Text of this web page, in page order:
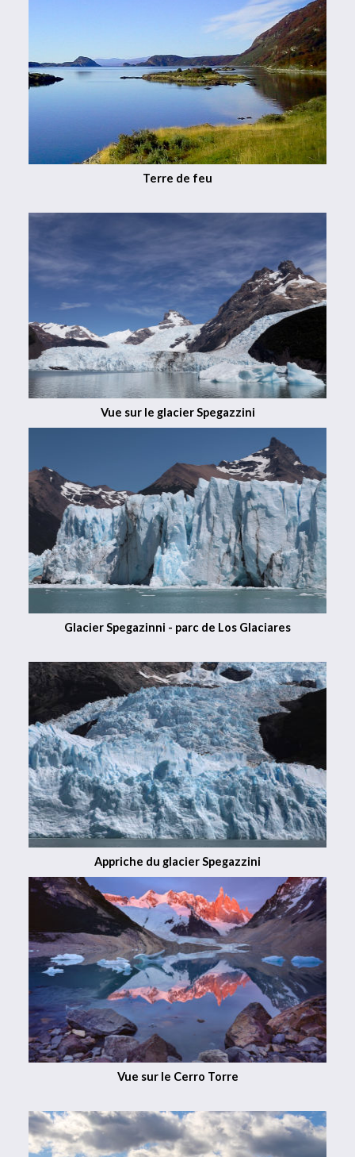
Terre de feu
Vue sur le glacier Spegazzini
Glacier Spegazinni - parc de Los Glaciares
Appriche du glacier Spegazzini
Vue sur le Cerro Torre